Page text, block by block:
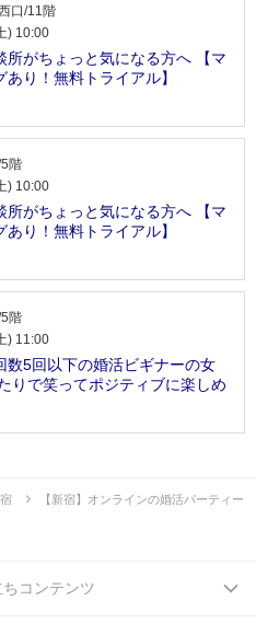
口/11階
) 10:00
所がちょっと気になる方へ 【マ
あり！無料トライアル】
階
) 10:00
所がちょっと気になる方へ 【マ
あり！無料トライアル】
階
) 11:00
数5回以下の婚活ビギナーの女
りで笑ってポジティブに楽しめ
【新宿】オンラインの婚活パーティー
コンテンツ